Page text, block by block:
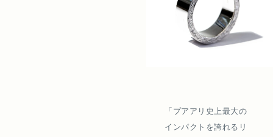
「プアアリ史上最大の
インパクトを誇れるリ